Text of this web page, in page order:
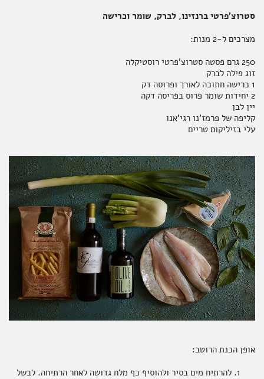
סטרוצ'פרטי ברנזינו, לברק, שומר וכרישה
מצרכים ל-2 מנות:
250 גרם פסטה סטרוצ'פרטי רוסטיקלה
זוג פילה לברק
1 כרישה חתוכה לאורך ופרוסה דק
2 יחידות שומר פרוס בפריסה דקה
יין לבן
קליפה של פרמז'נו רגי'אנו
עלי בזיליקום טריים
אופן הכנת הרוטב:
להרתיח מים בסיר ולהוסיף כף מלח גדושה לאחר הרתיחה. לבשל